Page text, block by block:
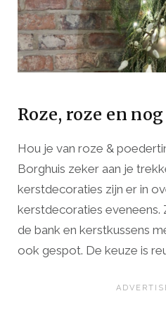
Roze, roze en
Hou je van roze &
Borghuis zeker aan je
kerstdecoraties zijn er in
kerstdecoraties
de bank en kerstkussens
ook gespot. De keuze is